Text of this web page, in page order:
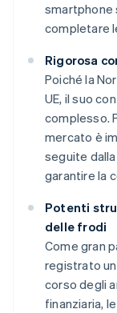
smartphone
completare
Rigorosa
Poiché la
UE, il suo
complesso.
mercato è
seguite
garantire la
Potenti
delle frodi
Come gran
registrato
corso degli
finanziaria, le